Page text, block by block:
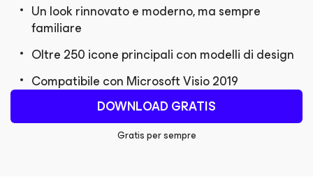
Un look rinnovato e moderno, ma sempre
familiare
Oltre 250 icone principali con modelli di design
Compatibile con Microsoft Visio 2019
DOWNLOAD GRATIS
Gratis per sempre